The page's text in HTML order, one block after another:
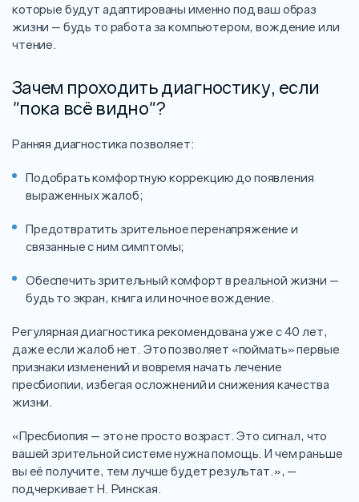
которые будут адаптированы именно под ваш образ
жизни — будь то работа за компьютером, вождение или
чтение.
Зачем проходить диагностику, если
"пока всё видно"?
Ранняя диагностика позволяет:
Подобрать комфортную коррекцию до появления
выраженных жалоб;
Предотвратить зрительное перенапряжение и
связанные с ним симптомы;
Обеспечить зрительный комфорт в реальной жизни —
будь то экран, книга или ночное вождение.
Регулярная диагностика рекомендована уже с 40 лет,
даже если жалоб нет. Это позволяет «поймать» первые
признаки изменений и вовремя начать лечение
пресбиопии, избегая осложнений и снижения качества
жизни.
«Пресбиопия — это не просто возраст. Это сигнал, что
вашей зрительной системе нужна помощь. И чем раньше
вы её получите, тем лучше будет результат.», —
подчеркивает Н. Ринская.